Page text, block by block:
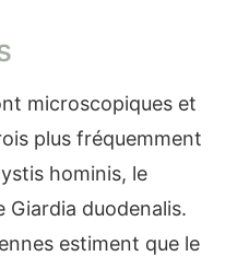
microscopiques et
plus fréquemment
hominis, le
Giardia duodenalis.
estiment que le